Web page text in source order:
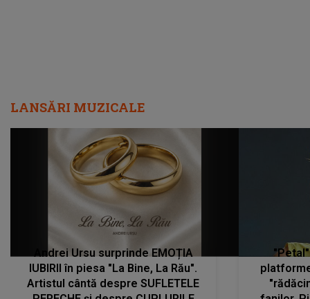
LANSĂRI MUZICALE
Andrei Ursu surprinde EMOȚIA
IUBIRII în piesa "La Bine, La Rău".
Artistul cântă despre SUFLETELE